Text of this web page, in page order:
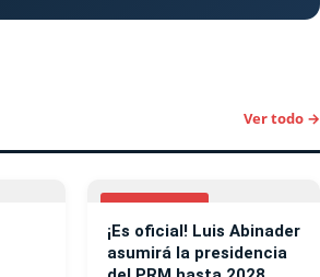
Ver todo →
NACIONALES
¡Es oficial! Luis Abinader
asumirá la presidencia